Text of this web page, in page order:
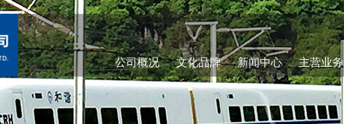
公司概况 文化品牌 新闻中心 主营业务